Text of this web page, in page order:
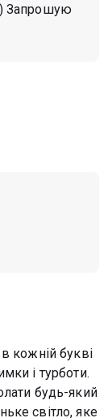
Запрошую
кожній букві
і турботи.
будь-який
світло, яке